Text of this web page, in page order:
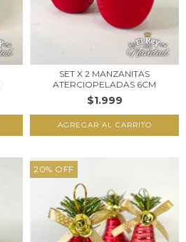
SET X 2 MANZANITAS
ATERCIOPELADAS 6CM
$1.999
20% OFF